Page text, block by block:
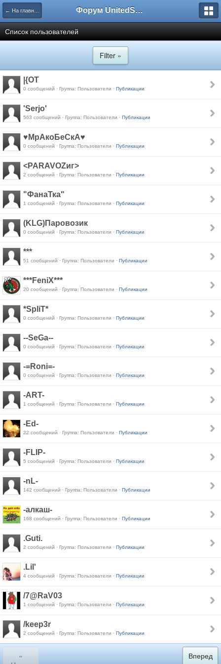
← На главную Форум UnitedSouth
Список пользователей
Filter »
|{OT
0 сообщений · Группа: Пользователи · Публикации
'Serjo'
563 сообщений · Группа: Пользователи · Публикации
♥МрАкоБеСкА♥
0 сообщений · Группа: Пользователи · Публикации
<PARAVOZиг>
2 сообщений · Группа: Пользователи · Публикации
"ФанаТка"
1 сообщений · Группа: Пользователи · Публикации
(KLG)Паровозик
0 сообщений · Группа: Пользователи · Публикации
***
51 сообщений · Группа: Пользователи · Публикации
***FeniX***
20 сообщений · Группа: Пользователи · Публикации
*SpliT*
0 сообщений · Группа: Пользователи · Публикации
--SeGa--
0 сообщений · Группа: Пользователи · Публикации
-=Roni=-
0 сообщений · Группа: Пользователи · Публикации
-ART-
1 сообщений · Группа: Пользователи · Публикации
-Ed-
22 сообщений · Группа: Пользователи · Публикации
-FLIP-
5 сообщений · Группа: Пользователи · Публикации
-nL-
142 сообщений · Группа: Пользователи · Публикации
-алкаш-
168 сообщений · Группа: Пользователи · Публикации
.Guti.
2 сообщений · Группа: Пользователи · Публикации
.Lil'
4 сообщений · Группа: Пользователи · Публикации
/7@RaV03
1 сообщений · Группа: Пользователи · Публикации
/keep3r
2 сообщений · Группа: Пользователи · Публикации
«
Вперед